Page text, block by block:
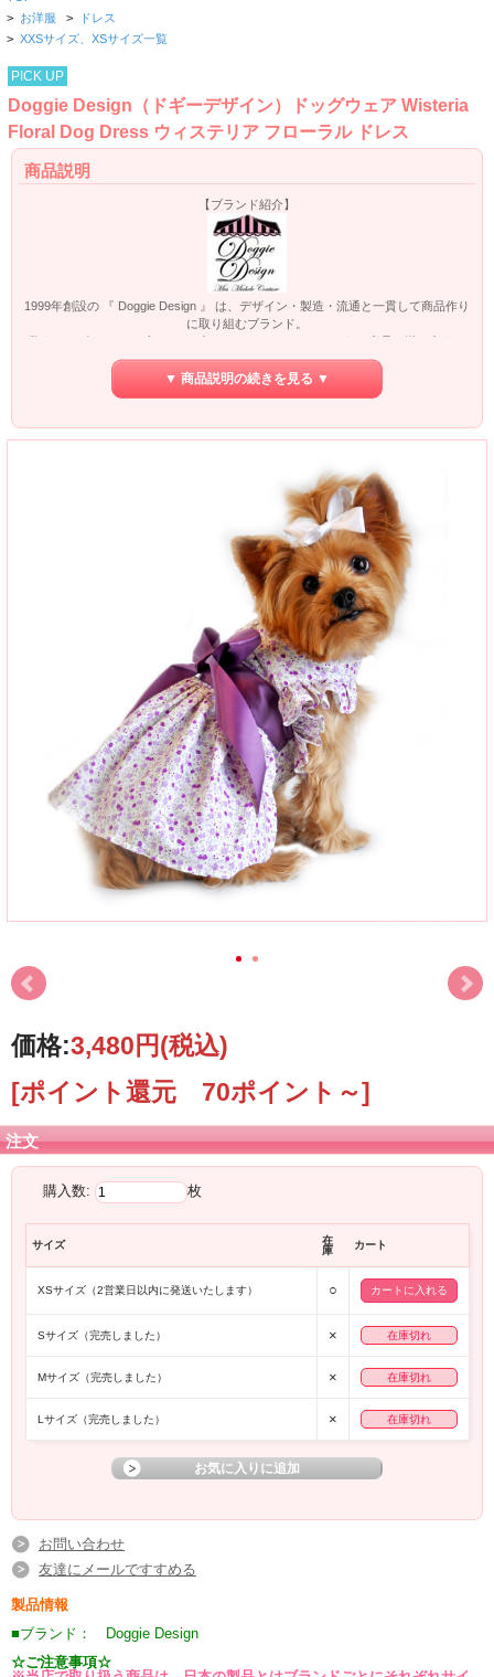
> お洋服 > ドレス
> XXSサイズ、XSサイズ一覧
PICK UP
Doggie Design（ドギーデザイン）ドッグウェア Wisteria
Floral Dog Dress ウィステリア フローラル ドレス
商品説明
【ブランド紹介】
1999年創設の 『 Doggie Design 』 は、デザイン・製造・流通と一貫して商品作り
に取り組むブランド。
め、高品質の素材を使い、オリジナル・デザインは全て Michele によって手がけ
られています。
ABCニュースにおけるGood Morning Americaでウエディングアパレルが紹介さ
大手通販サイトでは手に入らない特別なブランドになっています。
Doggie Designによる犬用ドレス、Wisteria Floral Dog Dress ウィステリア フロー
サイズはXS、S、M、Lサイズをご用意いたしました。
こちらの商品は、ドレス本体、簡易ハンガーの2点セットになっております。
Abby&AdelaにおけるDoggie Designの商品は全てDoggie Designより正規に直輸入
してご提供しておりますので、ご安心ください。
▼ 商品説明の続きを見る ▼
価格:3,480円(税込)
[ポイント還元 70ポイント～]
注文
購入数: 枚
サイズ
在
庫
カート
XSサイズ（2営業日以内に発送いたします） ○
Sサイズ（完売しました） × 在庫切れ
Mサイズ（完売しました） × 在庫切れ
Lサイズ（完売しました） × 在庫切れ
お問い合わせ
友達にメールですすめる
製品情報
■ブランド： Doggie Design
☆ご注意事項☆